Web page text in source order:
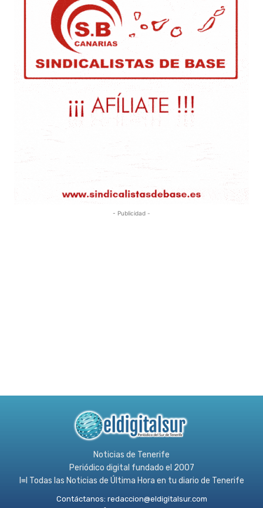
- Publicidad -
Noticias de Tenerife
Periódico digital fundado el 2007
l≡l Todas las Noticias de Última Hora en tu diario de Tenerife
Contáctanos: redaccion@eldigitalsur.com